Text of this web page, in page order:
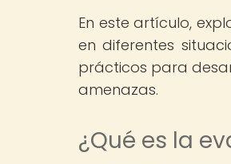
En este artículo,
en diferentes
prácticos para
amenazas.
¿Qué es la